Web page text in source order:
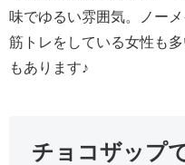
味でゆるい雰囲気。ノー
筋トレをしている女性も
もあります♪
チョコザップ